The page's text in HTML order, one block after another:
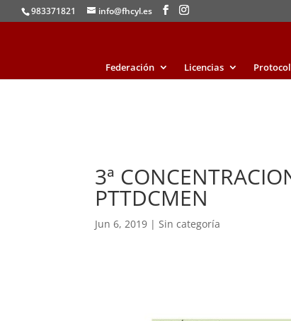
983371821 info@fhcyl.es
Federación Licencias
3ª
PTTDCMEN
Jun 6, 2019 |Sin categoría